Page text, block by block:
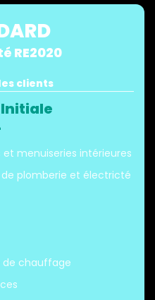
RE2020
clients
et menuiseries intérieures
plomberie et électricté
de chauffage